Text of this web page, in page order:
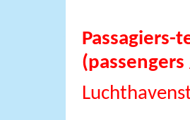
Passagiers-